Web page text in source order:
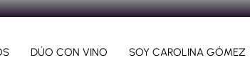
DÚO CON VINO SOY CAROLINA GÓMEZ